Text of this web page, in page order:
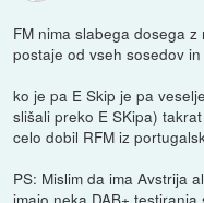
FM nima slabega dosega
postaje od vseh sosedov
ko je pa E Skip je pa
slišali preko E SKipa)
celo dobil RFM iz
PS: Mislim da ima Avstrija